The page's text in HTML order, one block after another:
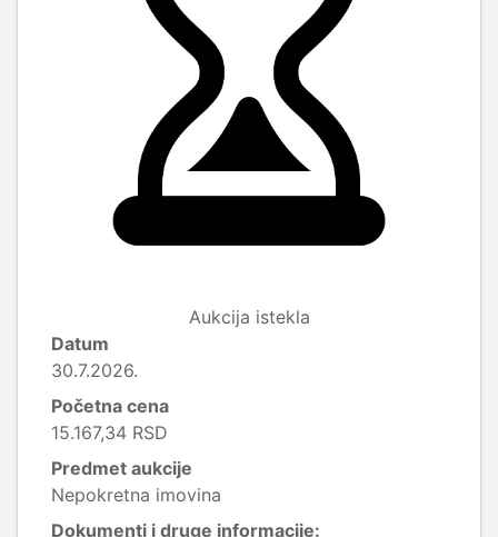
Aukcija istekla
Datum
30.7.2026.
Početna cena
15.167,34 RSD
Predmet aukcije
Nepokretna imovina
Dokumenti i druge informacije: